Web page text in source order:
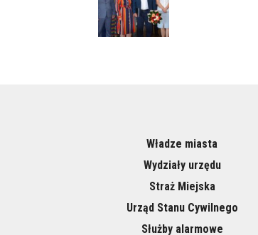
Władze miasta
Wydziały urzędu
Straż Miejska
Urząd Stanu Cywilnego
Służby alarmowe